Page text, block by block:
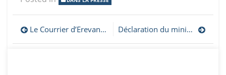
Navigation
de
Le Courrier d’Erevan : Soirée caritative à Paris pour les 200 jours du blocus du Karabagh Déclaration du ministère artsakhiote des Affaires étrangères sur la nouvelle agression de l’Azerbaïdjan